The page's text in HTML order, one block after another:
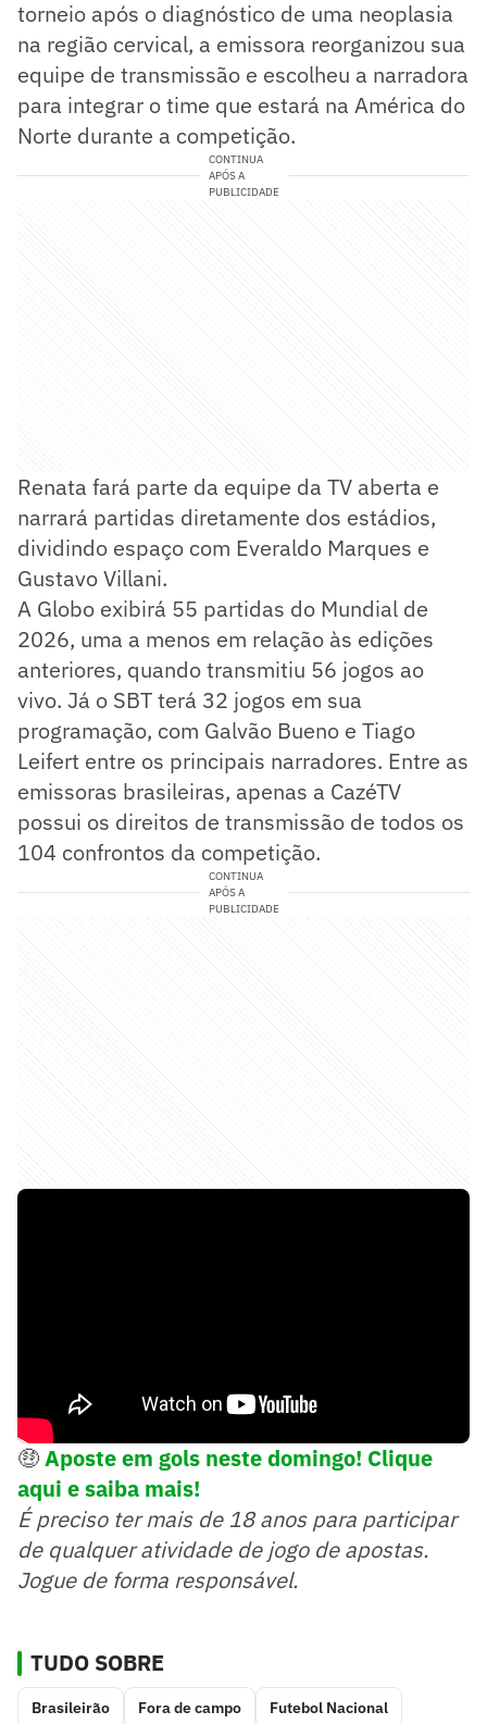
torneio após o diagnóstico de uma neoplasia
na região cervical, a emissora reorganizou sua
equipe de transmissão e escolheu a narradora
para integrar o time que estará na América do
Norte durante a competição.
CONTINUA
APÓS A
PUBLICIDADE
Renata fará parte da equipe da TV aberta e
narrará partidas diretamente dos estádios,
dividindo espaço com Everaldo Marques e
Gustavo Villani.
A Globo exibirá 55 partidas do Mundial de
2026, uma a menos em relação às edições
anteriores, quando transmitiu 56 jogos ao
vivo. Já o SBT terá 32 jogos em sua
programação, com Galvão Bueno e Tiago
Leifert entre os principais narradores. Entre as
emissoras brasileiras, apenas a CazéTV
possui os direitos de transmissão de todos os
104 confrontos da competição.
CONTINUA
APÓS A
PUBLICIDADE
🤑Aposte em gols neste domingo! Clique
aqui e saiba mais!
É preciso ter mais de 18 anos para participar
de qualquer atividade de jogo de apostas.
Jogue de forma responsável.
TUDO SOBRE
Brasileirão Fora de campo Futebol Nacional